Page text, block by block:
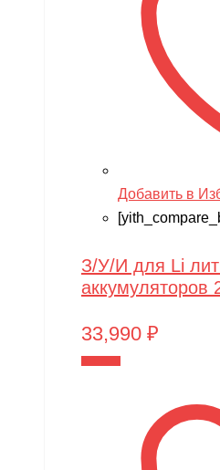
Добавить в
З/У/И для Li
аккумуляторов
33,990 ₽